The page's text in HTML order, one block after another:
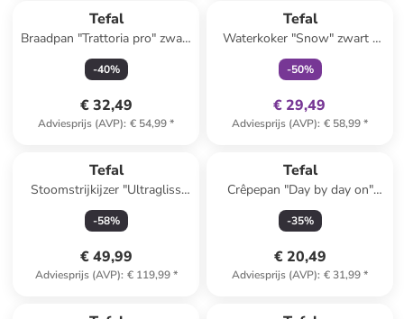
Tefal
Braadpan "Trattoria pro" zwart
- Ø 24 cm
-40%
€ 32,49
Adviesprijs (AVP): € 54,99*
Tefal
Waterkoker "Snow" zwart -
1,7 l
-50%
€ 29,49
Adviesprijs (AVP): € 58,99*
Tefal
Stoomstrijkijzer "Ultragliss
Plus" rood
-58%
€ 49,99
Adviesprijs (AVP): € 119,99*
Tefal
Crêpepan "Day by day on"
zwart - Ø 25 cm
-35%
€ 20,49
Adviesprijs (AVP): € 31,99*